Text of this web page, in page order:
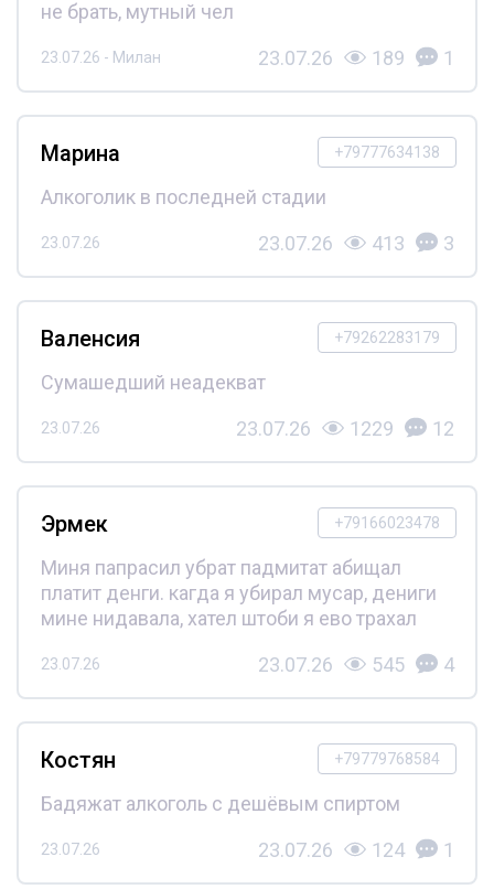
не брать, мутный чел
23.07.26 - Милан 23.07.26 189 1
+79777634138
Марина
Алкоголик в последней стадии
23.07.26 23.07.26 413 3
+79262283179
Валенсия
Сумашедший неадекват
23.07.26 23.07.26 1229 12
+79166023478
Эрмек
Миня папрасил убрат падмитат абищал
платит денги. кагда я убирал мусар, дениги
мине нидавала, хател штоби я ево трахал
23.07.26 23.07.26 545 4
+79779768584
Костян
Бадяжат алкоголь с дешёвым спиртом
23.07.26 23.07.26 124 1